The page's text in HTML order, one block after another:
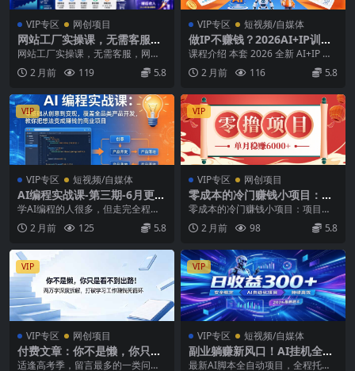
VIP专区 网创项目
网站工厂实操课，无需客服，
网站模板自动赚钱！【原创双
语字幕】
网站工厂实操课，无需客服，网站
模板自动赚钱！【原创双语字幕】
内容大纲： 《网站...
2 月前 119 5.8
VIP专区 短视频/自媒体
做IP不赚钱？2026AI+IP训练
营：商业理解+工具实战+表达
内容+作品反馈，百天打通流
量变现闭环
课程介绍 本套 2026 全新 AI+IP 训
练营课程，以 “让你的价值被看见”...
2 月前 116 5.8
VIP
VIP专区 短视频/自媒体
AI编程实战课-第三期-6月更
新：零基础从创意到变现，覆
盖全品类产品开发，把想法变
成赚钱项目
学AI编程的人很多，但走完全程的
人很少，通过AI编程做项目賺钱的
人更少。 有人卡...
2 月前 125 5.8
VIP
VIP专区 网创项目
零成本的冷门赚钱小项目：项
目操作简单、收益可观单月稳
赚6000+，小白看完就能上手
零成本的冷门赚钱小项目：项目操
作简单、收益可观单月稳赚6000
+，小白看完就能上...
2 月前 98 5.8
VIP
VIP专区 网创项目
付费文章：你不是懒，你只是
看不到出路！两万字深度拆
适逢高考季，留言最多的一类问
VIP
VIP专区 短视频/自媒体
副业躺赚新风口！AI挂机全自
动赚钱，零碎时间日入300＋
最新AI脚本全自动项目，全程托管